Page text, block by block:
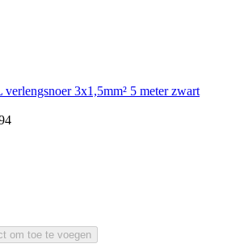
3x1,5mm² 5 meter zwart
om toe te voegen